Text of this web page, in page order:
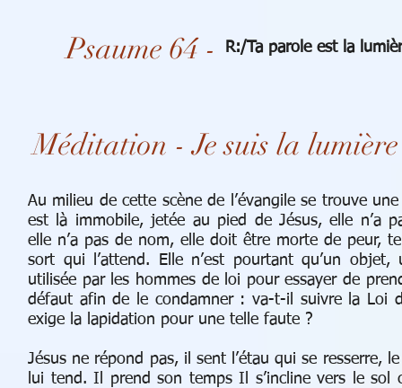
Psaume 64 - R:/Ta parole est la
Méditation - Je suis la
Au milieu de cette scène de l’évangile se trouve
est là immobile, jetée au pied de Jésus, elle n’a
elle n’a pas de nom, elle doit être morte de peur,
sort qui l’attend. Elle n’est pourtant qu’un objet,
utilisée par les hommes de loi pour essayer de
défaut afin de le condamner : va-t-il suivre la Loi
exige la lapidation pour une telle faute ?
Jésus ne répond pas, il sent l’étau qui se resserre, le
lui tend. Il prend son temps Il s’incline vers le sol